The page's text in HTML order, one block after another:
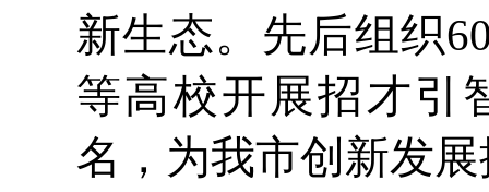
新生态。先后组织
等高校开展招才引
名，为我市创新发